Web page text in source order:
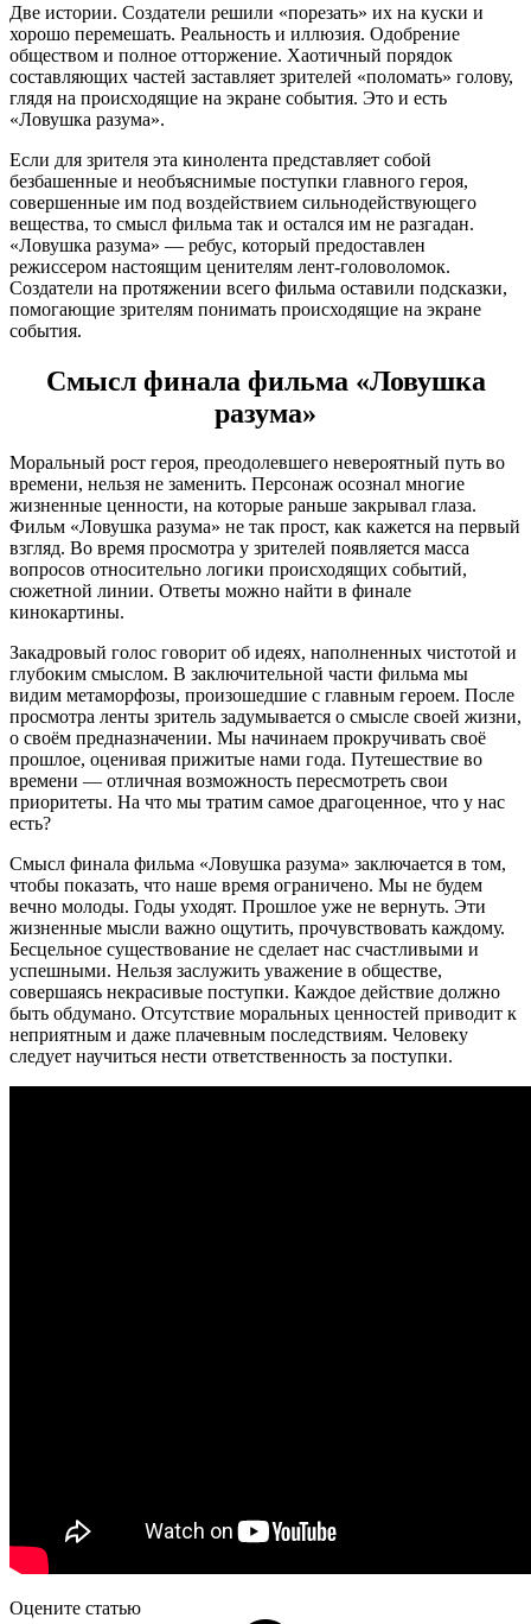
Две истории. Создатели решили «порезать» их на куски и
хорошо перемешать. Реальность и иллюзия. Одобрение
обществом и полное отторжение. Хаотичный порядок
составляющих частей заставляет зрителей «поломать» голову,
глядя на происходящие на экране события. Это и есть
«Ловушка разума».
Если для зрителя эта кинолента представляет собой
безбашенные и необъяснимые поступки главного героя,
совершенные им под воздействием сильнодействующего
вещества, то смысл фильма так и остался им не разгадан.
«Ловушка разума» — ребус, который предоставлен
режиссером настоящим ценителям лент-головоломок.
Создатели на протяжении всего фильма оставили подсказки,
помогающие зрителям понимать происходящие на экране
события.
Смысл финала фильма «Ловушка
разума»
Моральный рост героя, преодолевшего невероятный путь во
времени, нельзя не заменить. Персонаж осознал многие
жизненные ценности, на которые раньше закрывал глаза.
Фильм «Ловушка разума» не так прост, как кажется на первый
взгляд. Во время просмотра у зрителей появляется масса
вопросов относительно логики происходящих событий,
сюжетной линии. Ответы можно найти в финале
кинокартины.
Закадровый голос говорит об идеях, наполненных чистотой и
глубоким смыслом. В заключительной части фильма мы
видим метаморфозы, произошедшие с главным героем. После
просмотра ленты зритель задумывается о смысле своей жизни,
о своём предназначении. Мы начинаем прокручивать своё
прошлое, оценивая прижитые нами года. Путешествие во
времени — отличная возможность пересмотреть свои
приоритеты. На что мы тратим самое драгоценное, что у нас
есть?
Смысл финала фильма «Ловушка разума» заключается в том,
чтобы показать, что наше время ограничено. Мы не будем
вечно молоды. Годы уходят. Прошлое уже не вернуть. Эти
жизненные мысли важно ощутить, прочувствовать каждому.
Бесцельное существование не сделает нас счастливыми и
успешными. Нельзя заслужить уважение в обществе,
совершаясь некрасивые поступки. Каждое действие должно
быть обдумано. Отсутствие моральных ценностей приводит к
неприятным и даже плачевным последствиям. Человеку
следует научиться нести ответственность за поступки.
Оцените статью